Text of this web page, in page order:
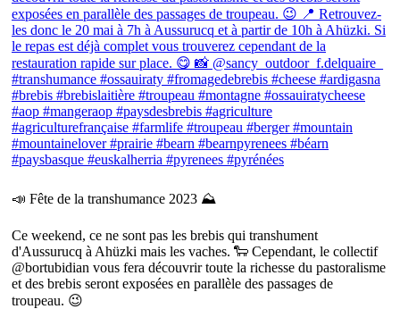
📣 Fête de la transhumance 2023 ⛰
Ce weekend, ce ne sont pas les brebis qui transhument
d'Aussurucq à Ahüzki mais les vaches. 🐑 Cependant, le collectif
@bortubidian vous fera découvrir toute la richesse du pastoralisme
et des brebis seront exposées en parallèle des passages de
troupeau. 😉